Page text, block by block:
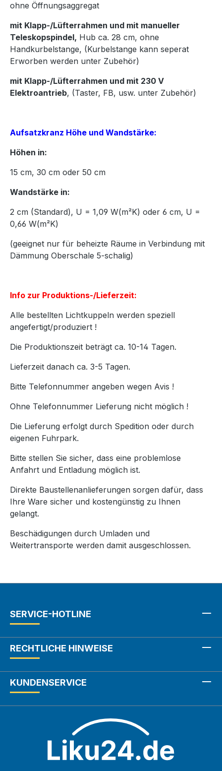
ohne Öffnungsaggregat
mit Klapp-/Lüfterrahmen und mit manueller
Teleskopspindel, Hub ca. 28 cm, ohne
Handkurbelstange, (Kurbelstange kann seperat
Erworben werden unter Zubehör)
mit Klapp-/Lüfterrahmen und mit 230 V
Elektroantrieb, (Taster, FB, usw. unter Zubehör)
Aufsatzkranz Höhe und Wandstärke:
Höhen in:
15 cm, 30 cm oder 50 cm
Wandstärke in:
2 cm (Standard), U = 1,09 W(m²K) oder 6 cm, U =
0,66 W(m²K)
(geeignet nur für beheizte Räume in Verbindung mit
Dämmung Oberschale 5-schalig)
Info zur Produktions-/Lieferzeit:
Alle bestellten Lichtkuppeln werden speziell
angefertigt/produziert !
Die Produktionszeit beträgt ca. 10-14 Tagen.
Lieferzeit danach ca. 3-5 Tagen.
Bitte Telefonnummer angeben wegen Avis !
Ohne Telefonnummer Lieferung nicht möglich !
Die Lieferung erfolgt durch Spedition oder durch
eigenen Fuhrpark.
Bitte stellen Sie sicher, dass eine problemlose
Anfahrt und Entladung möglich ist.
Direkte Baustellenanlieferungen sorgen dafür, dass
Ihre Ware sicher und kostengünstig zu Ihnen
gelangt.
Beschädigungen durch Umladen und
Weitertransporte werden damit ausgeschlossen.
SERVICE-HOTLINE
RECHTLICHE HINWEISE
KUNDENSERVICE